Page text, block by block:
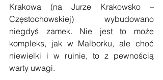
Krakowa (na Jurze Krakowsko –
Częstochowskiej) wybudowano
niegdyś zamek. Nie jest to może
kompleks, jak w Malborku, ale choć
niewielki i w ruinie, to z pewnością
warty uwagi.